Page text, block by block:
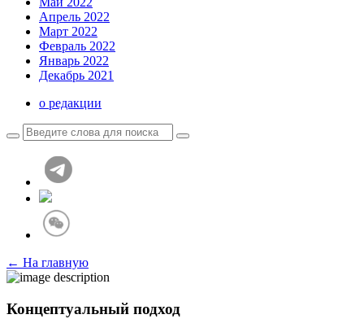
Апрель 2022
Март 2022
Февраль 2022
Январь 2022
Декабрь 2021
о редакции
← На главную
Концептуальный подход